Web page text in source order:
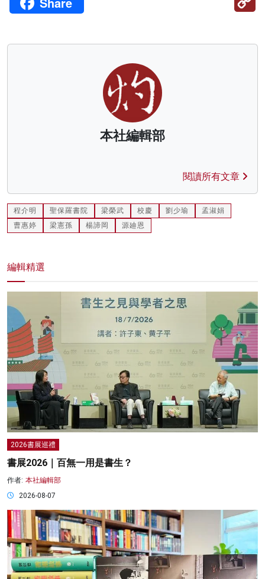
本社編輯部
閱讀所有文章
程介明 聖保羅書院 梁榮武 校慶 劉少瑜
孟淑娟
曹惠婷
梁憲孫 楊諦岡 源廸恩
編輯精選
2026書展巡禮
書展2026｜百無一用是書生？
作者: 本社編輯部
2026-08-07